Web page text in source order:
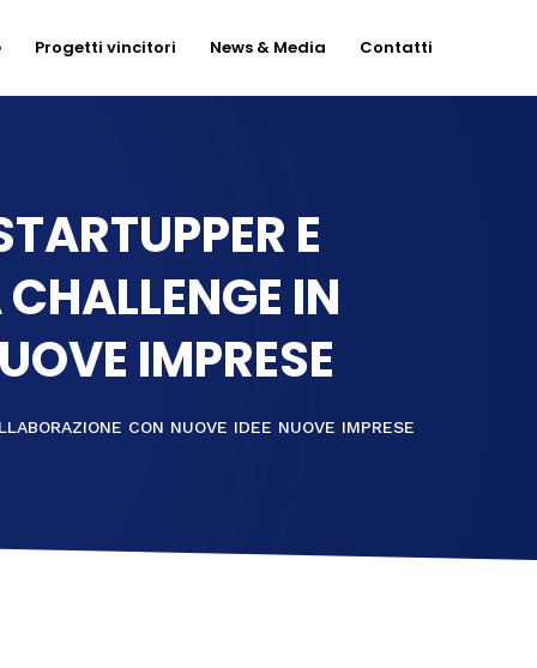
Progetti vincitori News & Media Contatti
E
IN
IMPRESE
CON NUOVE IDEE NUOVE IMPRESE